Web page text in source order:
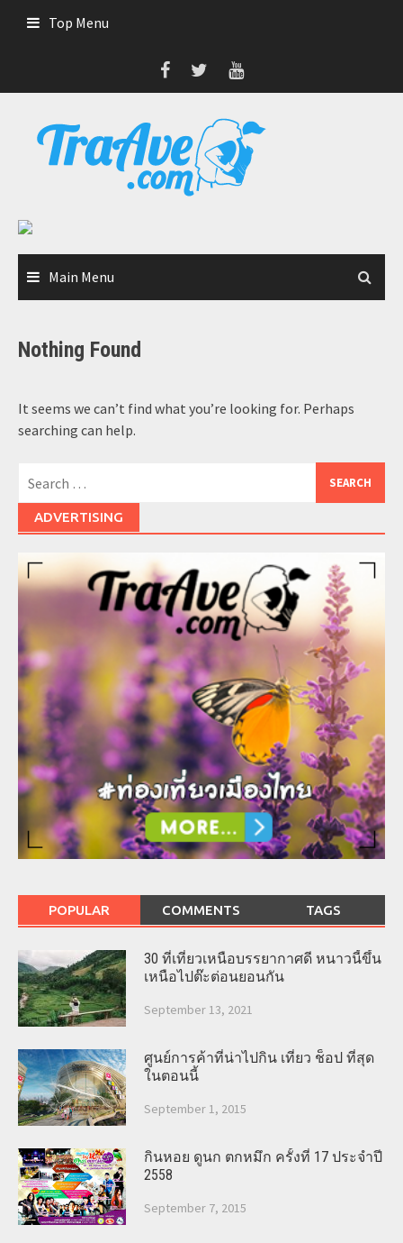
Top Menu
Main Menu
Nothing Found
It seems we can’t find what you’re looking for. Perhaps
searching can help.
ADVERTISING
POPULAR COMMENTS TAGS
30 ที่เที่ยวเหนือบรรยากาศดี หนาวนี้ขึ้น
เหนือไปต๊ะต่อนยอนกัน
September 13, 2021
ศูนย์การค้าที่น่าไปกิน เที่ยว ช็อป ที่สุด
ในตอนนี้
September 1, 2015
กินหอย ดูนก ตกหมึก ครั้งที่ 17 ประจำปี
2558
September 7, 2015